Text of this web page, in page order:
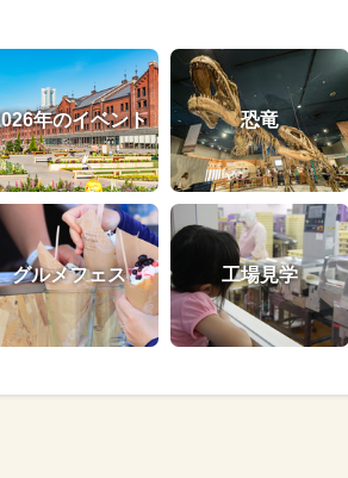
年のイベント 恐竜
グルメフェス 工場見学